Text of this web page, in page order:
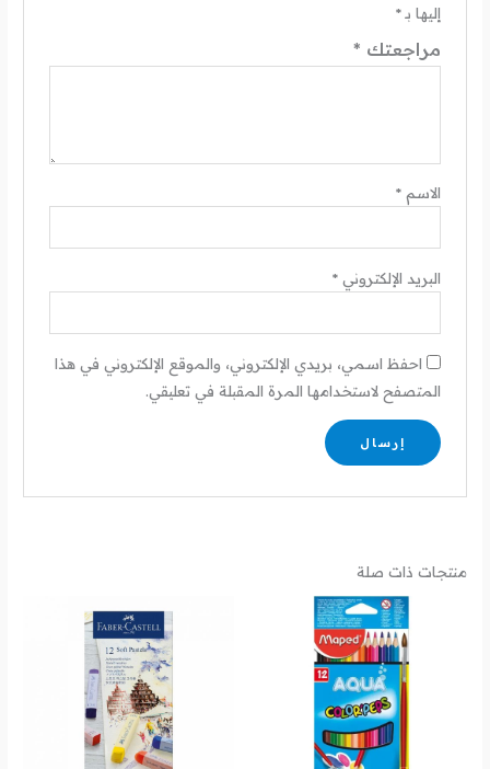
إليها بـ*
مراجعتك *
الاسم *
البريد الإلكتروني *
احفظ اسمي، بريدي الإلكتروني، والموقع الإلكتروني في هذا
المتصفح لاستخدامها المرة المقبلة في تعليقي.
منتجات ذات صلة